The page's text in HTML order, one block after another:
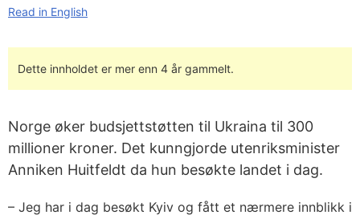
Read in English
Dette innholdet er mer enn 4 år gammelt.
Norge øker budsjettstøtten til Ukraina til 300
millioner kroner. Det kunngjorde utenriksminister
Anniken Huitfeldt da hun besøkte landet i dag.
– Jeg har i dag besøkt Kyiv og fått et nærmere innblikk i